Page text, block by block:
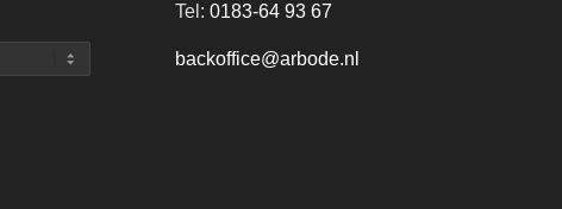
Tel:0183-64 93 67
backoffice@arbode.nl